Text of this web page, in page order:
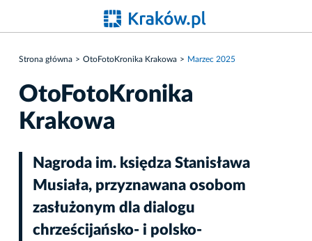
Strona główna OtoFotoKronika Krakowa Marzec 2025
OtoFotoKronika
Krakowa
Nagroda im. księdza Stanisława
Musiała, przyznawana osobom
zasłużonym dla dialogu
chrześcijańsko- i polsko-